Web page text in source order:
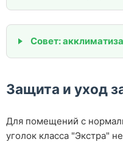
Совет:
Защита и уход
Для помещений с
уголок класса "Экстра"